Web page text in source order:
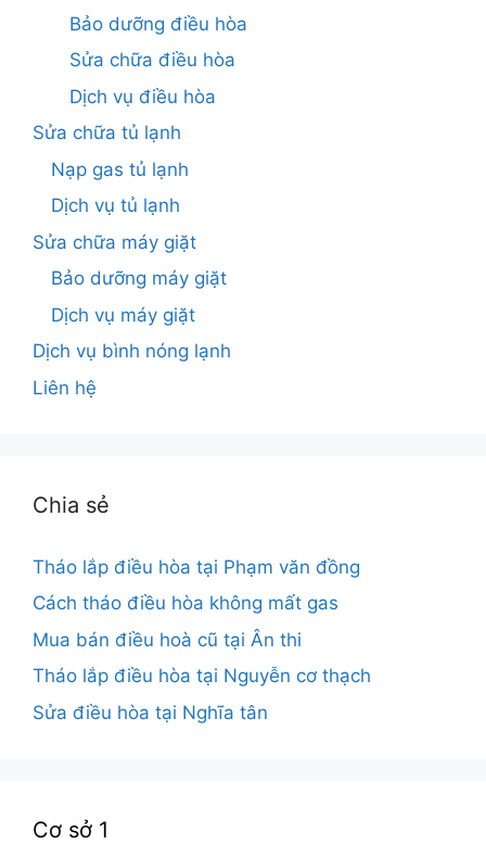
Bảo dưỡng điều hòa
Sửa chữa điều hòa
Dịch vụ điều hòa
Sửa chữa tủ lạnh
Nạp gas tủ lạnh
Dịch vụ tủ lạnh
Sửa chữa máy giặt
Bảo dưỡng máy giặt
Dịch vụ máy giặt
Dịch vụ bình nóng lạnh
Liên hệ
Chia sẻ
Tháo lắp điều hòa tại Phạm văn đồng
Cách tháo điều hòa không mất gas
Mua bán điều hoà cũ tại Ân thi
Tháo lắp điều hòa tại Nguyễn cơ thạch
Sửa điều hòa tại Nghĩa tân
Cơ sở 1